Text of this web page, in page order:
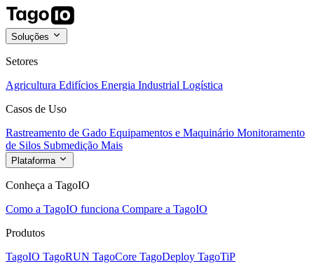
Soluções
Setores
Agricultura Edifícios Energia Industrial Logística
Casos de Uso
Rastreamento de Gado Equipamentos e Maquinário Monitoramento
de Silos Submedição Mais
Plataforma
Conheça a TagoIO
Como a TagoIO funciona Compare a TagoIO
Produtos
TagoIO TagoRUN TagoCore TagoDeploy TagoTiP